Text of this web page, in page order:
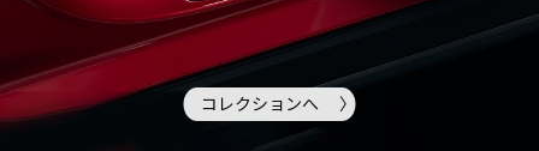
コレクションへ 〉